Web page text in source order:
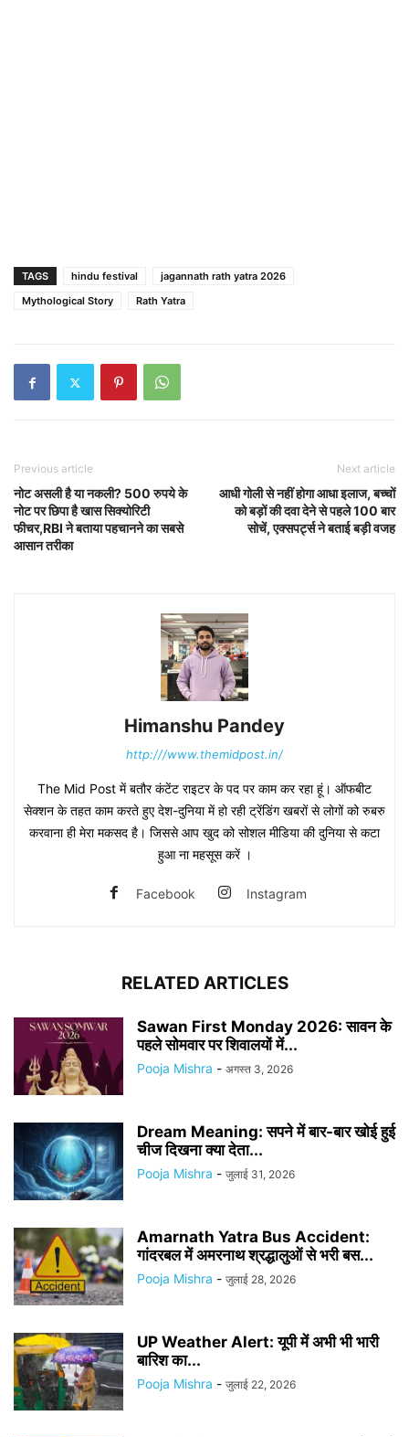
TAGS hindu festival
jagannath rath yatra 2026
Mythological Story
Rath Yatra
Previous article
नोट असली है या नकली? 500 रुपये के
नोट पर छिपा है खास सिक्योरिटी
फीचर,RBI ने बताया पहचानने का सबसे
आसान तरीका
Next article
आधी गोली से नहीं होगा आधा इलाज, बच्चों
को बड़ों की दवा देने से पहले 100 बार
सोचें, एक्सपर्ट्स ने बताई बड़ी वजह
Himanshu Pandey
http:///www.themidpost.in/
The Mid Post में बतौर कंटेंट राइटर के पद पर काम कर रहा हूं। ऑफबीट
सेक्शन के तहत काम करते हुए देश-दुनिया में हो रही ट्रेंडिंग खबरों से लोगों को रुबरु
करवाना ही मेरा मकसद है। जिससे आप खुद को सोशल मीडिया की दुनिया से कटा
हुआ ना महसूस करें ।
Facebook Instagram
RELATED ARTICLES
Sawan First Monday 2026: सावन के
पहले सोमवार पर शिवालयों में...
Pooja Mishra - अगस्त 3, 2026
Dream Meaning: सपने में बार-बार खोई हुई
चीज दिखना क्या देता...
Pooja Mishra - जुलाई 31, 2026
Amarnath Yatra Bus Accident:
गांदरबल में अमरनाथ श्रद्धालुओं से भरी बस...
Pooja Mishra - जुलाई 28, 2026
UP Weather Alert: यूपी में अभी भी भारी
बारिश का...
Pooja Mishra - जुलाई 22, 2026